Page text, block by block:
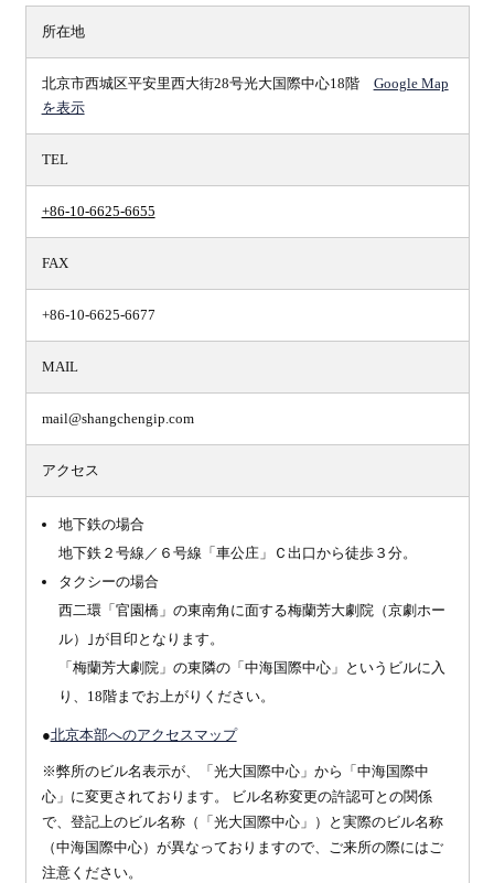
所在地
北京市西城区平安里西大街28号光大国際中心18階 Google Map
を表示
TEL
+86-10-6625-6655
FAX
+86-10-6625-6677
MAIL
mail@shangchengip.com
アクセス
地下鉄の場合
地下鉄２号線／６号線「車公庄」Ｃ出口から徒歩３分。
タクシーの場合
西二環「官園橋」の東南角に面する梅蘭芳大劇院（京劇ホー
ル）｣が目印となります。
「梅蘭芳大劇院」の東隣の「中海国際中心」というビルに入
り、18階までお上がりください。
●北京本部へのアクセスマップ
※弊所のビル名表示が、「光大国際中心」から「中海国際中
心」に変更されております。 ビル名称変更の許認可との関係
で、登記上のビル名称（「光大国際中心」）と実際のビル名称
（中海国際中心）が異なっておりますので、ご来所の際にはご
注意ください。